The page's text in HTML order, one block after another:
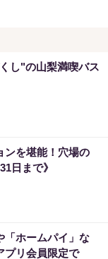
し"の山梨満喫バス
ンを堪能！穴場の
日まで》
「ホームパイ」な
プリ会員限定で